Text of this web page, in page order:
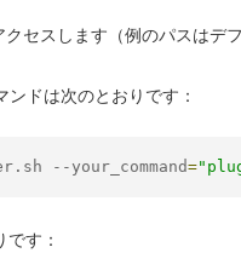
セスします（例のパスはデ
ンドは次のとおりです：
-- your_command=
す：